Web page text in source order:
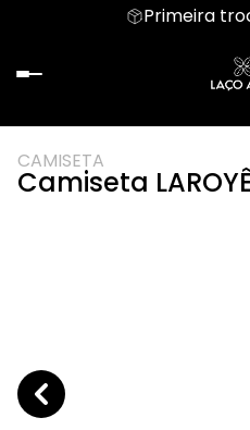
Primeira
CAMISETA
Camiseta